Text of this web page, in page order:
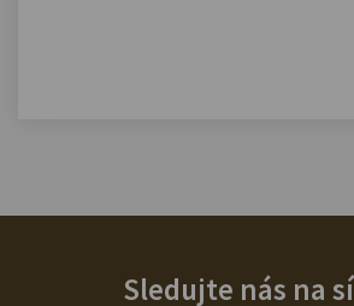
Sledujte nás na